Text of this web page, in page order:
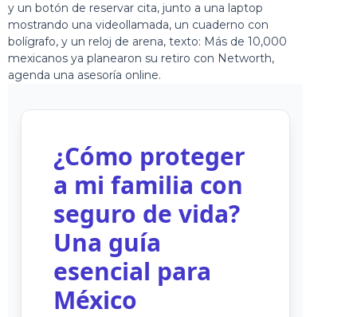
¿Cómo proteger
a mi familia con
seguro de vida?
Una guía
esencial para
México